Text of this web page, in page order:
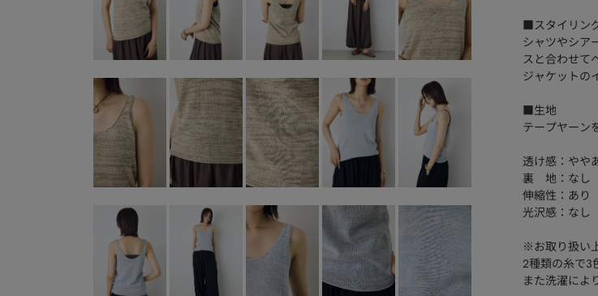
■スタイリン
シャツやシア
スと合わせて
ジャケットの
■生地
テープヤーン
透け感：やや
裏 地：なし
伸縮性：あり
光沢感：なし
※お取り扱い
2種類の糸で3
また洗濯によ